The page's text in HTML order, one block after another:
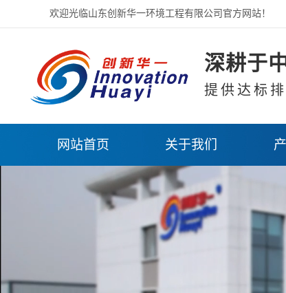
欢迎光临山东创新华一环境工程有限公司官方网站！
深耕于
提供达标
网站首页 关于我们